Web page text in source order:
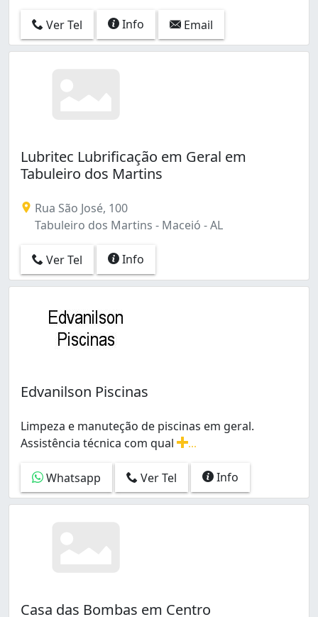
Ver Tel Info Email
Lubritec Lubrificação em Geral em
Tabuleiro dos Martins
Rua São José, 100
Tabuleiro dos Martins - Maceió - AL
Ver Tel Info
Edvanilson Piscinas
Limpeza e manuteção de piscinas em geral.
Assistência técnica com qual
Whatsapp
Ver Tel Info
Casa das Bombas em Centro